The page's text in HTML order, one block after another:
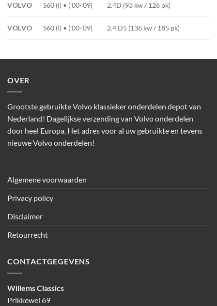
VOLVO S60 (I) • ('00-'09) 2.4D (93 kw / 126 pk)
VOLVO S60 (I) • ('00-'09) 2.4 D5 (136 kw / 185 pk)
OVER
Grootste gebruikte Volvo klassieker onderdelen depot van
Nederland! Dagelijkse verzending van Volvo onderdelen
door heel Europa. Het adres voor al uw gebruikte en tevens
nieuwe Volvo onderdelen!
Algemene voorwaarden
Privacy policy
Disclaimer
Retourrecht
CONTACTGEGEVENS
Willems Classics
Prikkewei 69